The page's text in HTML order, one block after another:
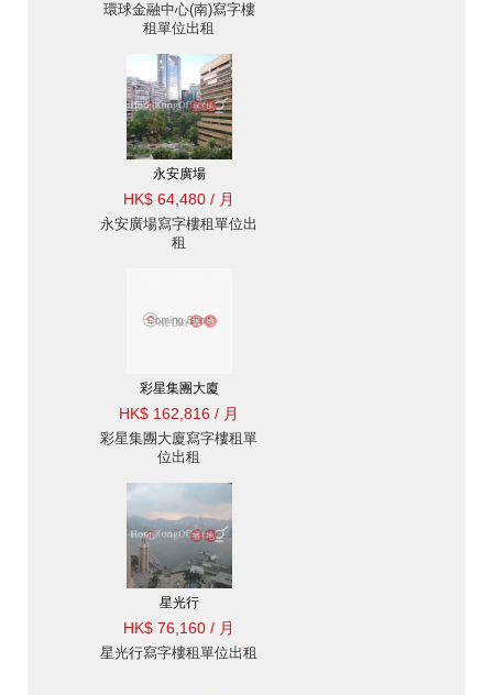
環球金融中心(南)寫字樓
租單位出租
永安廣場
HK$ 64,480 / 月
永安廣場寫字樓租單位出
租
彩星集團大廈
HK$ 162,816 / 月
彩星集團大廈寫字樓租單
位出租
星光行
HK$ 76,160 / 月
星光行寫字樓租單位出租